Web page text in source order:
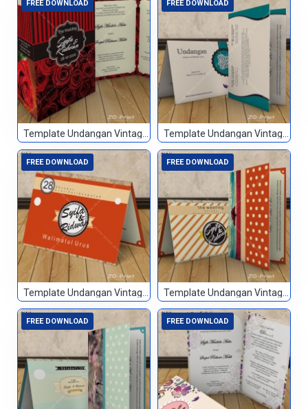
FREE DOWNLOAD FREE DOWNLOAD
FREE DOWNLOAD FREE DOWNLOAD
FREE DOWNLOAD FREE DOWNLOAD